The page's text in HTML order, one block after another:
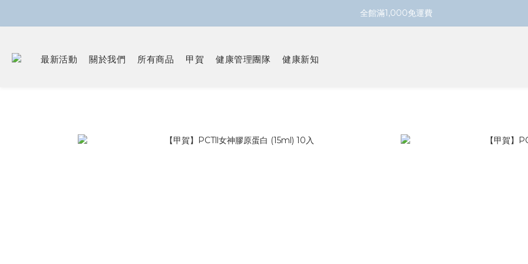
全館滿1,000免運費
最新活動 關於我們 所有商品 甲賀 健康管理團隊 健康新知